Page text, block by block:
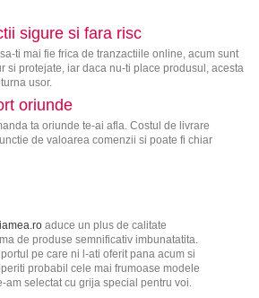
sigure si fara risc
ti mai fie frica de tranzactiile online, acum sunt
si protejate, iar daca nu-ti place produsul, acesta
usor.
oriunde
ta oriunde te-ai afla. Costul de livrare
de valoarea comenzii si poate fi chiar
aduce un plus de calitate
de produse semnificativ imbunatatita.
pe care ni l-ati oferit pana acum si
probabil cele mai frumoase modele
am selectat cu grija special pentru voi.